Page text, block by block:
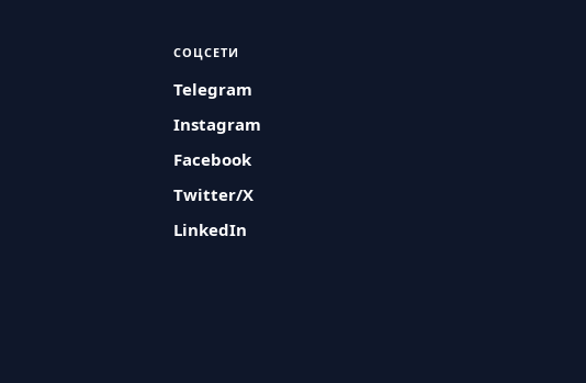
СОЦСЕТИ
Telegram
Instagram
Facebook
Twitter/X
LinkedIn